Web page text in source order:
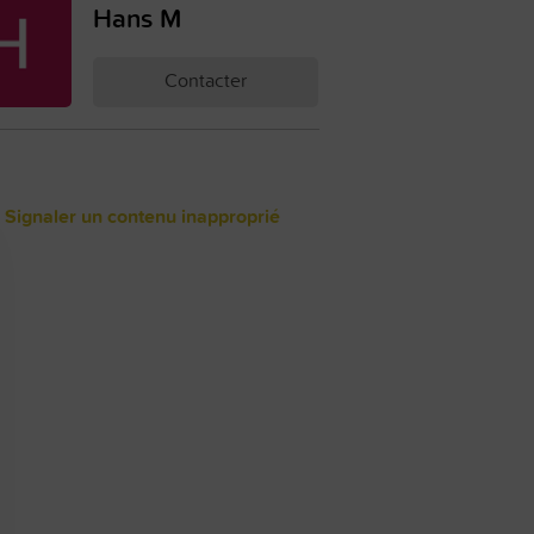
Hans M
Contacter
un contenu inapproprié